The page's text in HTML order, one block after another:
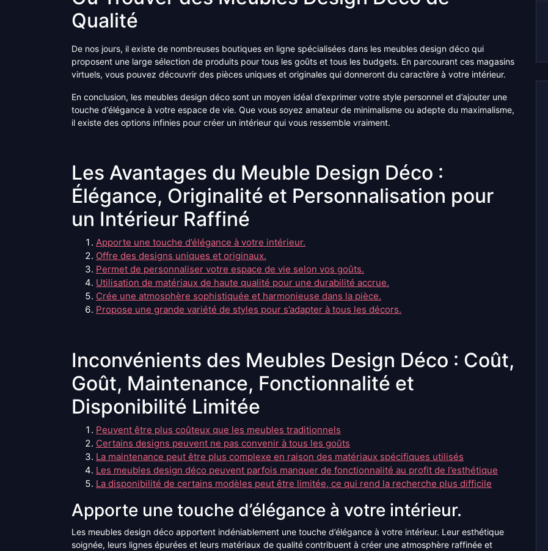
Qualité
De nos jours, il existe de nombreuses boutiques en ligne spécialisées dans les meubles design déco qui
proposent une large sélection de produits pour tous les goûts et tous les budgets. En parcourant ces magasins
virtuels, vous pouvez découvrir des pièces uniques et originales qui donneront du caractère à votre intérieur.
En conclusion, les meubles design déco sont un moyen idéal d’exprimer votre style personnel et d’ajouter une
touche d’élégance à votre espace de vie. Que vous soyez amateur de minimalisme ou adepte du maximalisme,
il existe des options infinies pour créer un intérieur qui vous ressemble vraiment.
Les Avantages du Meuble Design Déco :
Élégance, Originalité et Personnalisation pour
un Intérieur Raffiné
Apporte une touche d’élégance à votre intérieur.
Offre des designs uniques et originaux.
Permet de personnaliser votre espace de vie selon vos goûts.
Utilisation de matériaux de haute qualité pour une durabilité accrue.
Crée une atmosphère sophistiquée et harmonieuse dans la pièce.
Propose une grande variété de styles pour s’adapter à tous les décors.
Inconvénients des Meubles Design Déco : Coût,
Goût, Maintenance, Fonctionnalité et
Disponibilité Limitée
Peuvent être plus coûteux que les meubles traditionnels
Certains designs peuvent ne pas convenir à tous les goûts
La maintenance peut être plus complexe en raison des matériaux spécifiques utilisés
Les meubles design déco peuvent parfois manquer de fonctionnalité au profit de l’esthétique
La disponibilité de certains modèles peut être limitée, ce qui rend la recherche plus difficile
Apporte une touche d’élégance à votre intérieur.
Les meubles design déco apportent indéniablement une touche d’élégance à votre intérieur. Leur esthétique
soignée, leurs lignes épurées et leurs matériaux de qualité contribuent à créer une atmosphère raffinée et